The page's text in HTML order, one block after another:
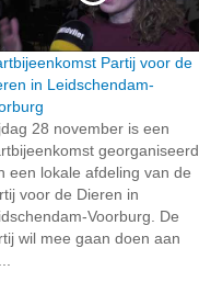
Partij voor de
in Leidschendam-
28 november is een
georganiseerd
een lokale afdeling van de
voor de Dieren in
Voorburg. De
wil mee gaan doen aan